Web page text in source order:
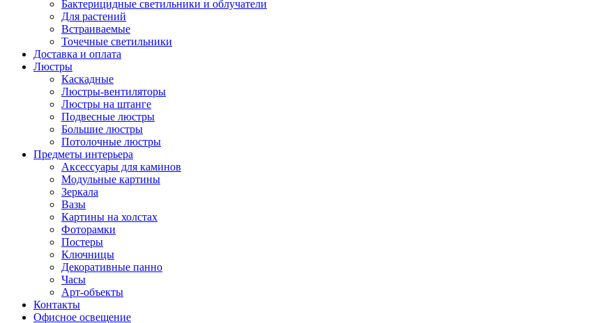
Бактерицидные светильники и облучатели
Для растений
Встраиваемые
Точечные светильники
Доставка и оплата
Люстры
Каскадные
Люстры-вентиляторы
Люстры на штанге
Подвесные люстры
Большие люстры
Потолочные люстры
Предметы интерьера
Аксессуары для каминов
Модульные картины
Зеркала
Вазы
Картины на холстах
Фоторамки
Постеры
Ключницы
Декоративные панно
Часы
Арт-объекты
Контакты
Офисное освещение